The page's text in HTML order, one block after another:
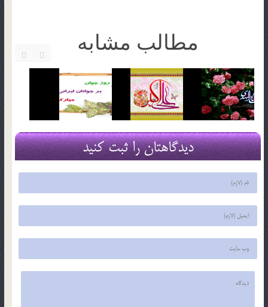
مطالب مشابه
دیدگاهتان را ثبت کنید